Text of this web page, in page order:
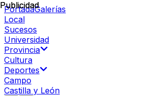
PortadaGalerías
Local
Sucesos
Universidad
Provincia
Cultura
Deportes
Campo
Castilla y León
Publicidad
Publicidad